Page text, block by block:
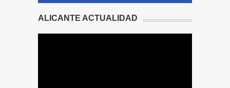
ALICANTE ACTUALIDAD